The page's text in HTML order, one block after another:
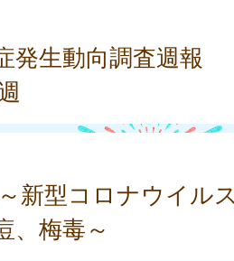
発生動向調査週報
新型コロナウイル
、梅毒～